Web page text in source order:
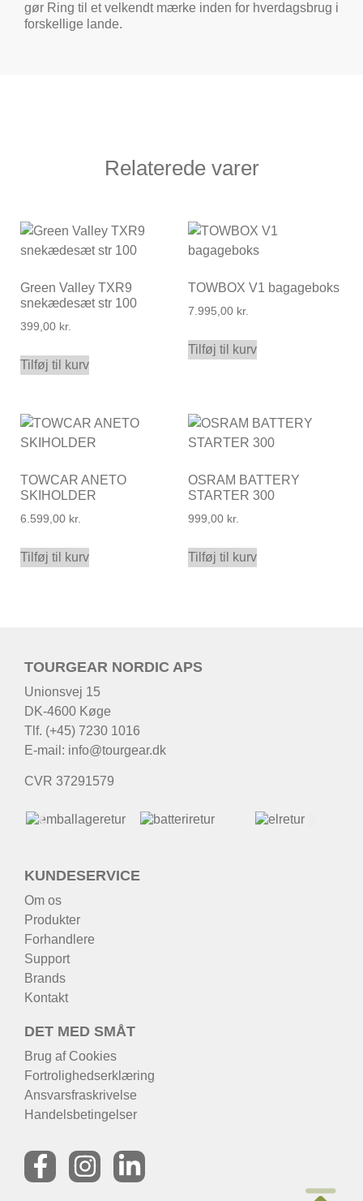
gør Ring til et velkendt mærke inden for hverdagsbrug i
forskellige lande.
Relaterede varer
Green Valley TXR9
snekædesæt str 100
399,00 kr.
Tilføj til kurv
TOWBOX V1 bagageboks
7.995,00 kr.
Tilføj til kurv
TOWCAR ANETO
SKIHOLDER
6.599,00 kr.
Tilføj til kurv
OSRAM BATTERY
STARTER 300
999,00 kr.
Tilføj til kurv
TOURGEAR NORDIC APS
Unionsvej 15
DK-4600 Køge
Tlf. (+45) 7230 1016
E-mail: info@tourgear.dk
CVR 37291579
KUNDESERVICE
Om os
Produkter
Forhandlere
Support
Brands
Kontakt
DET MED SMÅT
Brug af Cookies
Fortrolighedserklæring
Ansvarsfraskrivelse
Handelsbetingelser